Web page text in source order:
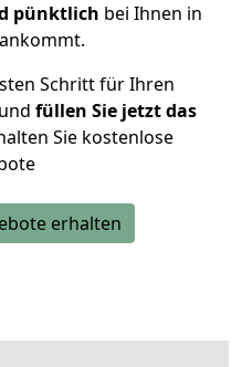
pünktlich bei Ihnen in
Schritt für Ihren
füllen Sie jetzt das
Sie kostenlose
erhalten